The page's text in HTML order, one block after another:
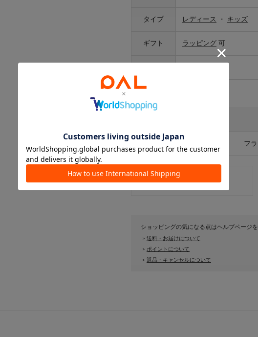
タイプ レディース ・ キッズ
ギフト ラッピング 可
アイテムサイズ
フ
ショッピングの気になる点はヘルプページ
> 送料・お届けについて
> ポイントについて
> 返品・キャンセルについて